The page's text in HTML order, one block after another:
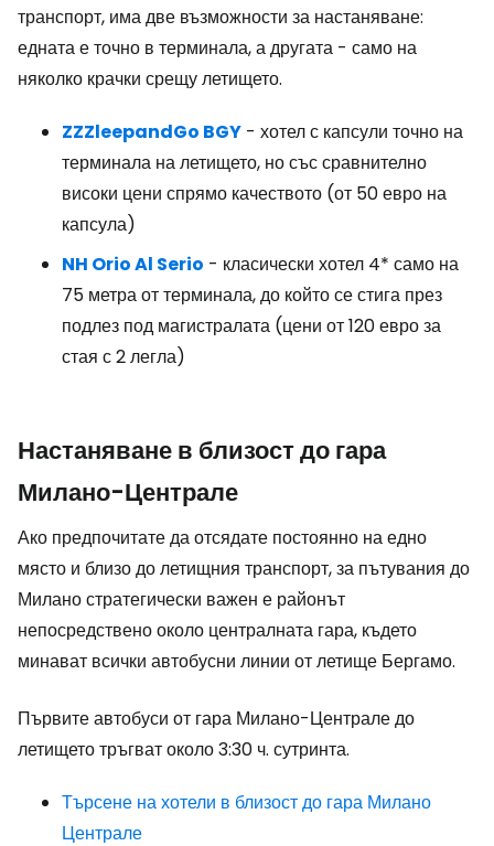
транспорт, има две възможности за настаняване:
едната е точно в терминала, а другата - само на
няколко крачки срещу летището.
ZZZleepandGo BGY - хотел с капсули точно на
терминала на летището, но със сравнително
високи цени спрямо качеството (от 50 евро на
капсула)
NH Orio Al Serio - класически хотел 4* само на
75 метра от терминала, до който се стига през
подлез под магистралата (цени от 120 евро за
стая с 2 легла)
Настаняване в близост до гара
Милано-Централе
Ако предпочитате да отсядате постоянно на едно
място и близо до летищния транспорт, за пътувания до
Милано стратегически важен е районът
непосредствено около централната гара, където
минават всички автобусни линии от летище Бергамо.
Първите автобуси от гара Милано-Централе до
летището тръгват около 3:30 ч. сутринта.
Търсене на хотели в близост до гара Милано
Централе